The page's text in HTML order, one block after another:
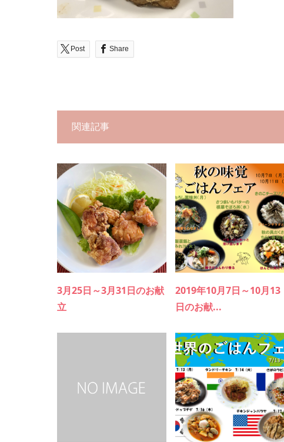
Post Share
関連記事
3月25日～3月31日のお献
立
2019年10月7日～10月13
日のお献...